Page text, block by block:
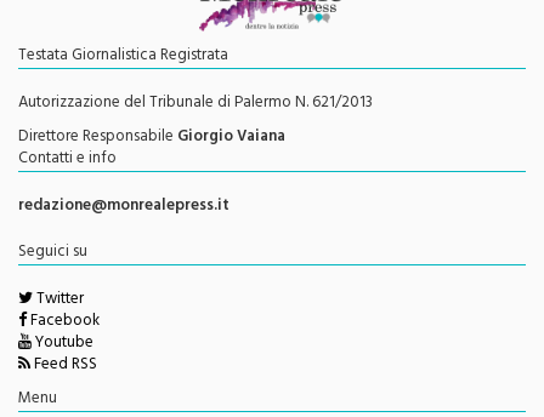
Testata Giornalistica Registrata
Autorizzazione del Tribunale di Palermo N. 621/2013
Direttore ResponsabileGiorgio Vaiana
Contatti e info
redazione@monrealepress.it
Seguici su
Twitter
Facebook
Youtube
Feed RSS